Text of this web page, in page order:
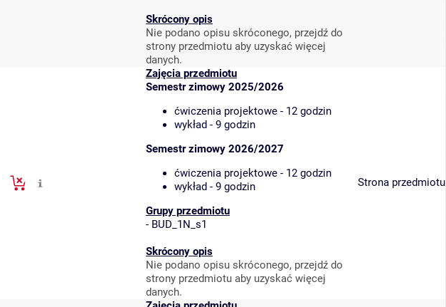
Skrócony opis
Nie podano opisu skróconego, przejdź do
strony przedmiotu aby uzyskać więcej
danych.
Zajęcia przedmiotu
Semestr zimowy 2025/2026
ćwiczenia projektowe - 12 godzin
wykład - 9 godzin
Semestr zimowy 2026/2027
ćwiczenia projektowe - 12 godzin
wykład - 9 godzin
Grupy przedmiotu
- BUD_1N_s1
Skrócony opis
Nie podano opisu skróconego, przejdź do
strony przedmiotu aby uzyskać więcej
danych.
Strona przedmiotu